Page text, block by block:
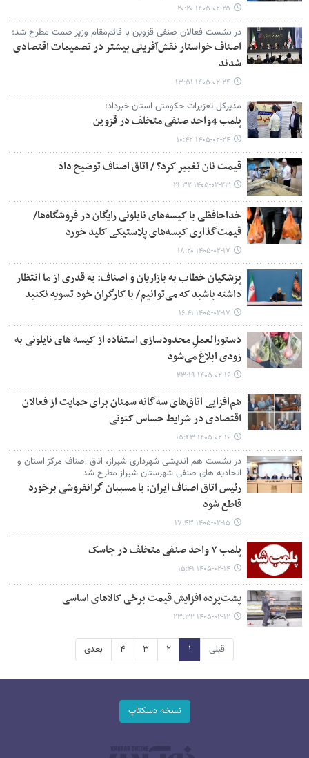
۱۴۰۵-۰۲-۲۵ ۲۰:۲۰
در نشست فعالان صنفی قزوین با قائم‌مقام وزیر صمت مطرح شد؛
اصناف خواستار نقش‌آفرینی بیشتر در تصمیمات اقتصادی
شدند
۱۴۰۵-۰۲-۲۴ ۱۳:۵۱
مدیرکل تعزیرات حکومتی استان خبرداد؛
پلمب 4واحد صنفی متخلف در قزوین
۱۴۰۵-۰۲-۲۴ ۱۰:۴۲
قیمت نان تغییر کرد؟ / اتاق اصناف توضیح داد
۱۴۰۵-۰۲-۲۳ ۲۱:۳۲
خداحافظی با کیسه‌های نایلونی رایگان در فروشگاه‌ها/
قیمت‌گذاری کیسه‌های پلاستیکی کلید خورد
۱۴۰۵-۰۲-۱۷ ۱۸:۲۰
پزشکیان خطاب به بازاریان و اصناف: به قدری از ما انتظار
داشته باشید که می‌توانیم/ با کارگران خود تسویه نکنید
۱۴۰۵-۰۲-۱۷ ۱۶:۴۱
دستورالعملِ محدودسازی استفاده از کیسه های نایلونی به
زودی ابلاغ می‌شود
۱۴۰۵-۰۲-۱۶ ۲۳:۱۹
هم‌افزایی اتاق‌های سه‌گانه سمنان برای حمایت از فعالان
اقتصادی در شرایط حساس کنونی
۱۴۰۵-۰۲-۱۶ ۱۵:۴۳
در نشست هم اندیشی شهرداری شیراز، اتاق اصناف مرکز استان و
اتحادیه های صنفی شهرستان شیراز مطرح شد
رئیس اتاق اصناف ایران: با مسببان گرانفروشی برخورد
قاطع شود
۱۴۰۵-۰۲-۱۵ ۱۷:۴۳
پلمب ۷ واحد صنفی متخلف در جاسک
۱۴۰۵-۰۲-۱۴ ۱۵:۴۱
پشت‌پرده افزایش قیمت برخی کالاهای اساسی
۱۴۰۵-۰۲-۱۲ ۲۳:۳۲
قبلی ۱ ۲ ۳ ۴ بعدی
نسخه دسکتاپ